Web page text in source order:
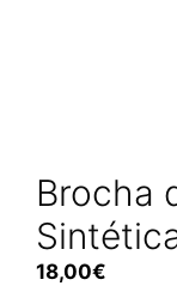
Brocha
18,00€